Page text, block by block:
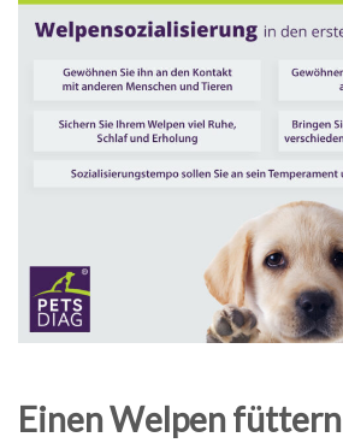
Einen Welpen füttern